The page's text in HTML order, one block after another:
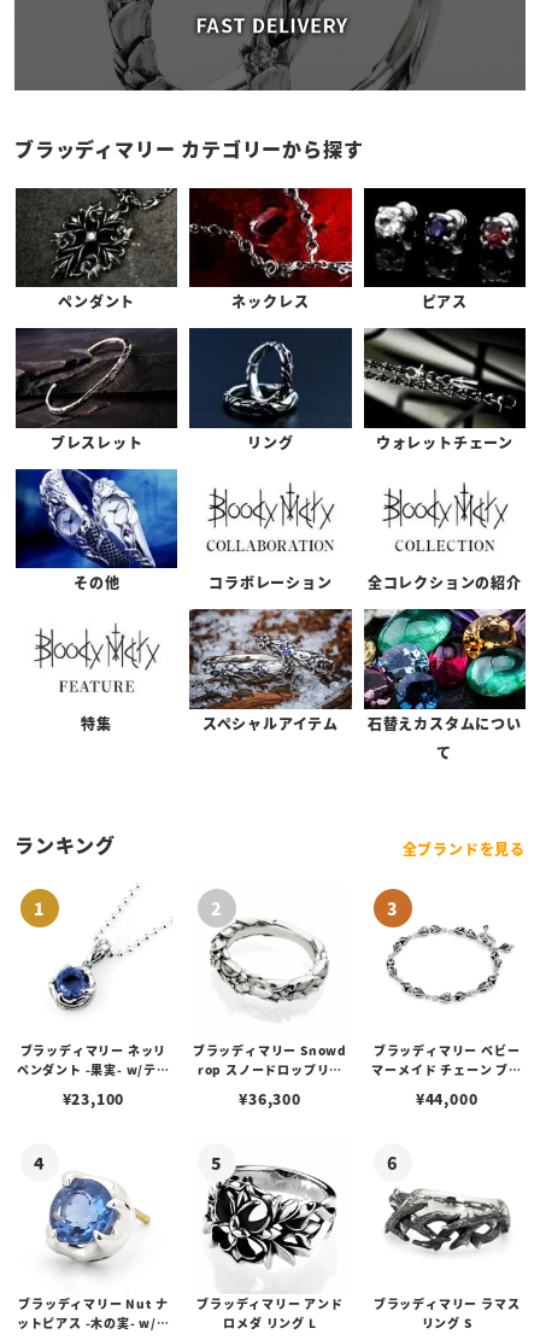
ブラッディマリー カテゴリーから探す
ペンダント ネックレス ピアス
ブレスレット リング ウォレットチェーン
その他 コラボレーション 全コレクションの紹介
特集 スペシャルアイテム
石替えカスタムについ
て
ランキング 全ブランドを見る
ブラッディマリー ネッリ
ペンダント -果実- w/ティ
¥23,100
ブラッディマリー Snowd
rop スノードロップリン
¥36,300
ブラッディマリー ベビー
マーメイド チェーン ブレ
¥44,000
ブラッディマリー Nut ナ
ットピアス -木の実- w/テ
ブラッディマリー アンド
ロメダ リング L
ブラッディマリー ラマス
リング S